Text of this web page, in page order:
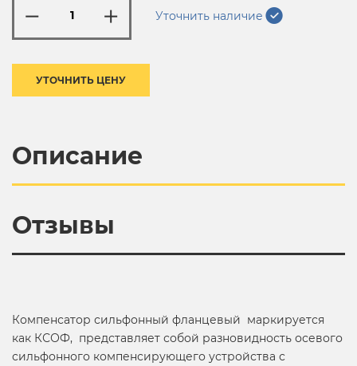
Уточнить наличие
УТОЧНИТЬ ЦЕНУ
Описание
Отзывы
Компенсатор сильфонный фланцевый маркируется
как КСОФ, представляет собой разновидность осевого
сильфонного компенсирующего устройства с